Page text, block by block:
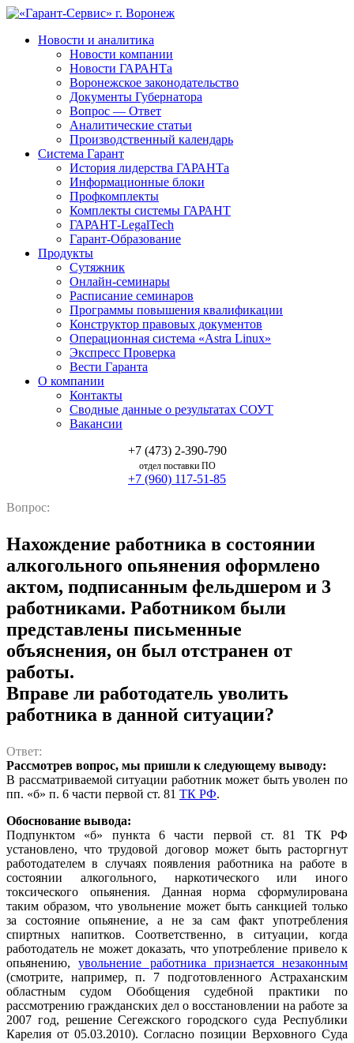
Новости и аналитика
Новости компании
Новости ГАРАНТа
Воронежское законодательство
Документы Губернатора
Вопрос — Ответ
Аналитические статьи
Производственный календарь
Система Гарант
История лидерства ГАРАНТа
Информационные блоки
Профкомплекты
Комплекты системы ГАРАНТ
ГАРАНТ-LegalTech
Гарант-Образование
Продукты
Сутяжник
Онлайн-семинары
Расписание семинаров
Программы повышения квалификации
Конструктор правовых документов
Операционная система «Astra Linux»
Экспресс Проверка
Вести Гаранта
О компании
Контакты
Сводные данные о результатах СОУТ
Вакансии
+7 (473) 2-390-790
отдел поставки ПО
+7 (960) 117-51-85
Вопрос:
Нахождение работника в состоянии
алкогольного опьянения оформлено
актом, подписанным фельдшером и 3
работниками. Работником были
представлены письменные
объяснения, он был отстранен от
работы.
Вправе ли работодатель уволить
работника в данной ситуации?
Ответ:
Рассмотрев вопрос, мы пришли к следующему выводу:
В рассматриваемой ситуации работник может быть уволен по
пп. «б» п. 6 части первой ст. 81 ТК РФ.
Обоснование вывода:
Подпунктом «б» пункта 6 части первой ст. 81 ТК РФ
установлено, что трудовой договор может быть расторгнут
работодателем в случаях появления работника на работе в
состоянии алкогольного, наркотического или иного
токсического опьянения. Данная норма сформулирована
таким образом, что увольнение может быть санкцией только
за состояние опьянение, а не за сам факт употребления
спиртных напитков. Соответственно, в ситуации, когда
работодатель не может доказать, что употребление привело к
опьянению,увольнение работника признается незаконным
(смотрите, например, п. 7 подготовленного Астраханским
областным судом Обобщения судебной практики по
рассмотрению гражданских дел о восстановлении на работе за
2007 год, решение Сегежского городского суда Республики
Карелия от 05.03.2010). Согласно позиции Верховного Суда